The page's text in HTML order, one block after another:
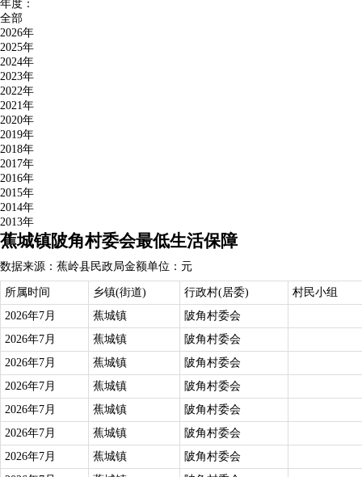
年度：
全部
2026年
2025年
2024年
2023年
2022年
2021年
2020年
2019年
2018年
2017年
2016年
2015年
2014年
2013年
蕉城镇陂角村委会最低生活保障
数据来源：蕉岭县民政局金额单位：元
所属时间 乡镇(街道) 行政村(居委)
村民小组
2026年7月
蕉城镇
陂角村委会
2026年7月
蕉城镇
陂角村委会
2026年7月
蕉城镇
陂角村委会
2026年7月
蕉城镇
陂角村委会
2026年7月
蕉城镇
陂角村委会
2026年7月
蕉城镇
陂角村委会
2026年7月
蕉城镇
陂角村委会